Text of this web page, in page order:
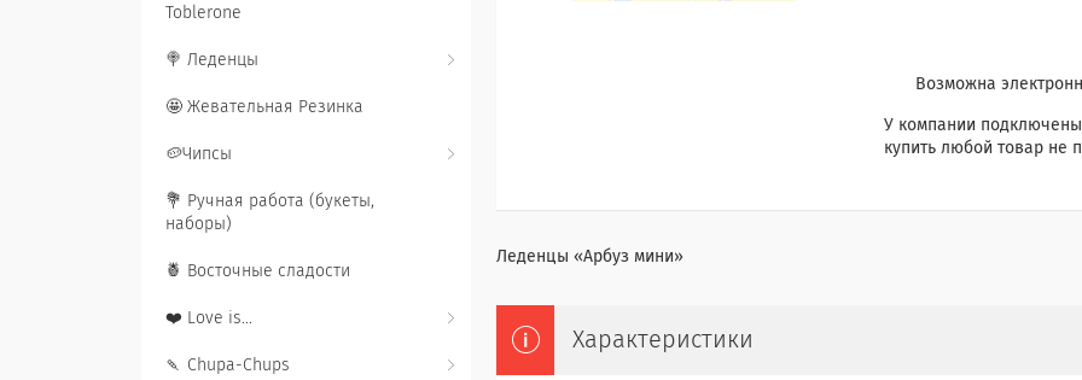
У компании
купить любой товар не
Леденцы «Арбуз мини»
Характеристики
Toblerone
🍭 Леденцы
🤩 Жевательная Резинка
🥔Чипсы
💐 Ручная работа (букеты,
наборы)
🍍 Восточные сладости
❤️ Love is...
🍡 Chupa-Chups